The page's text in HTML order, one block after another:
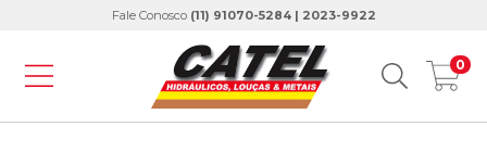
Fale Conosco (11) 91070-5284 | 2023-9922
0